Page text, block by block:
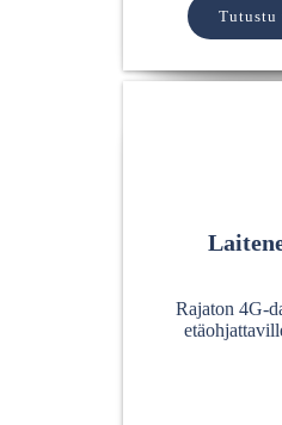
Tutustu
Rajaton 4G-